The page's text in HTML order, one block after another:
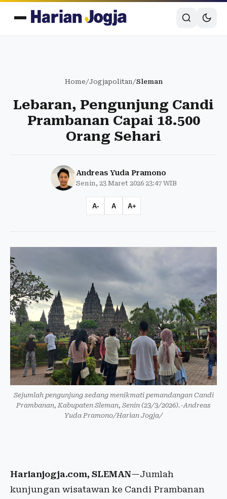
Home/Jogjapolitan/Sleman
Lebaran, Pengunjung Candi
Prambanan Capai 18.500
Orang Sehari
Andreas Yuda Pramono
Senin, 23 Maret 2026 23:47 WIB
A- A A+
Sejumlah pengunjung sedang menikmati pemandangan Candi
Prambanan, Kabupaten Sleman, Senin (23/3/2026).-Andreas
Yuda Pramono/Harian Jogja/
Harianjogja.com, SLEMAN—Jumlah
kunjungan wisatawan ke Candi Prambanan